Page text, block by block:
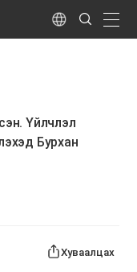
Language
Search
Submit
Үйлчлэл
Бурхан
Хуваалцах